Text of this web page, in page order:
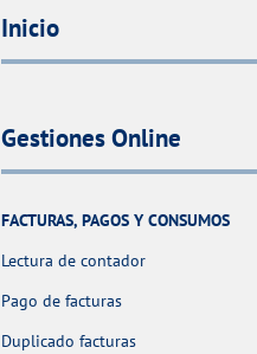
Inicio
Gestiones Online
FACTURAS, PAGOS Y CONSUMOS
Lectura de contador
Pago de facturas
Duplicado facturas